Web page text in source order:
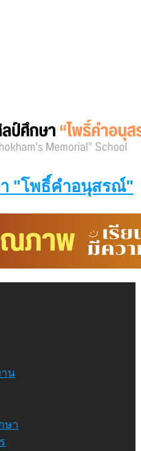
า "โพธิ์คำอนุสรณ์"
าน
ษา